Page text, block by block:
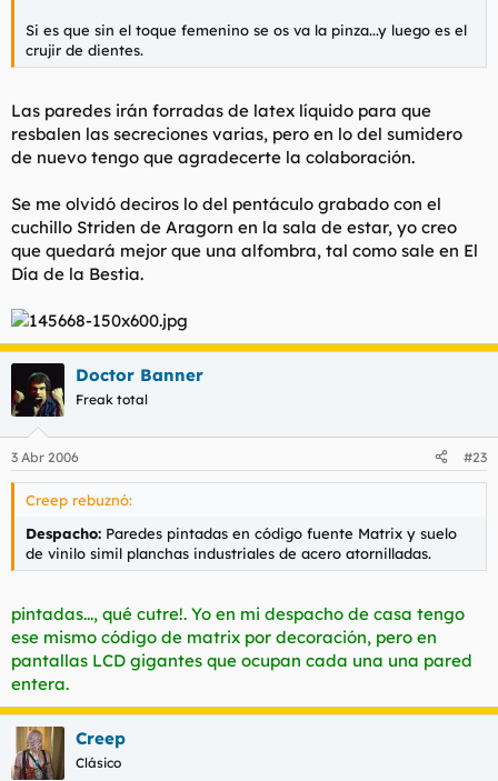
Si es que sin el toque femenino se os va la pinza...y luego es el
crujir de dientes.
Las paredes irán forradas de latex líquido para que
resbalen las secreciones varias, pero en lo del sumidero
de nuevo tengo que agradecerte la colaboración.
Se me olvidó deciros lo del pentáculo grabado con el
cuchillo Striden de Aragorn en la sala de estar, yo creo
que quedará mejor que una alfombra, tal como sale en El
Día de la Bestia.
Doctor Banner
Freak total
3 Abr 2006 #23
Creep rebuznó:
Despacho: Paredes pintadas en código fuente Matrix y suelo
de vinilo simil planchas industriales de acero atornilladas.
pintadas..., qué cutre!. Yo en mi despacho de casa tengo
ese mismo código de matrix por decoración, pero en
pantallas LCD gigantes que ocupan cada una una pared
entera.
Creep
Clásico